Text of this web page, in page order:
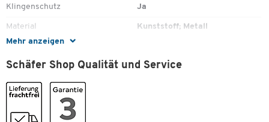
Mehr anzeigen
Klingenschutz Ja
Material Kunststoff; Metall
Max. Rollenbreite [mm]
Max. Rollenlänge [m] 66
Schäfer Shop Qualität und Service